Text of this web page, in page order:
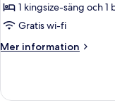
1 kingsize-säng och
Gratis wi-fi
Mer information
Mer